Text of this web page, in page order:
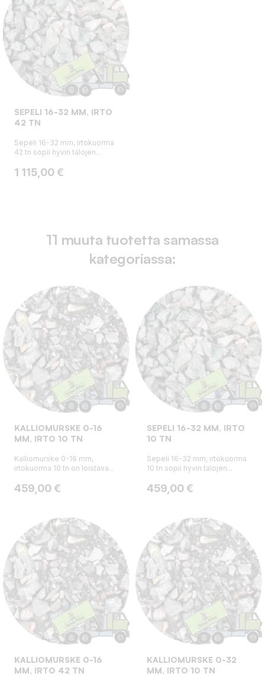
SEPELI 16-32 MM, IRTO
42 TN
Sepeli 16-32 mm, irtokuorma
42 tn sopii hyvin talojen...
Hinta
1 115,00 €
11 muuta tuotetta samassa
kategoriassa:
KALLIOMURSKE 0-16
MM, IRTO 10 TN
Kalliomurske 0-16 mm,
irtokuorma 10 tn on loistava...
Hinta
459,00 €
SEPELI 16-32 MM, IRTO
10 TN
Sepeli 16-32 mm, irtokuorma
10 tn sopii hyvin talojen...
Hinta
459,00 €
KALLIOMURSKE 0-16
MM, IRTO 42 TN
KALLIOMURSKE 0-32
MM, IRTO 10 TN